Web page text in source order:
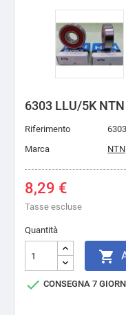
6303 LLU/5K
Riferimento
Marca
NTN
8,29 €
Tasse escluse
Quantità

 CONSEGNA 7